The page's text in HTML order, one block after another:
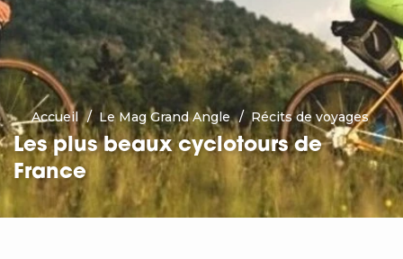
Accueil Le Mag Grand Angle Récits de voyages
Les plus beaux cyclotours de
France